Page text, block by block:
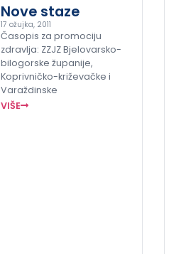
Nove staze
17 ožujka, 2011
Časopis za promociju
zdravlja: ZZJZ Bjelovarsko-
bilogorske županije,
Koprivničko-križevačke i
Varaždinske
VIŠE